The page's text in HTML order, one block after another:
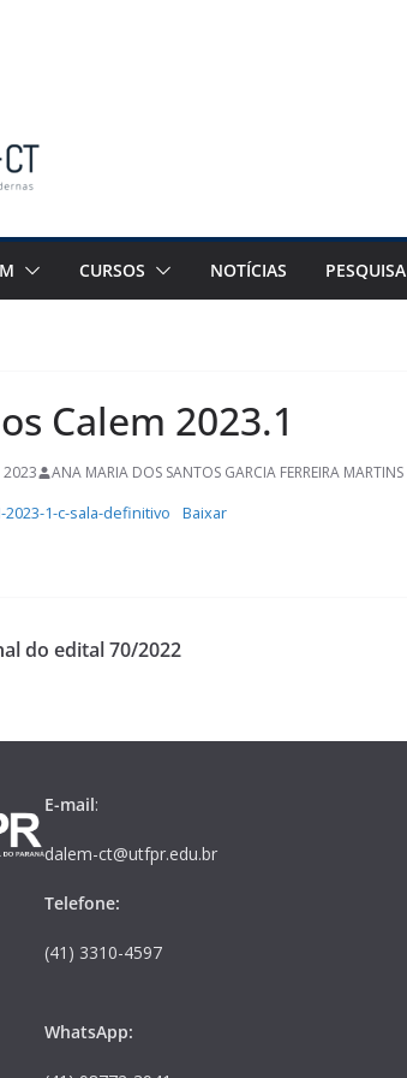
CURSOS NOTÍCIAS PESQUISA
Calem 2023.1
ANA MARIA DOS SANTOS GARCIA FERREIRA MARTINS
2023-1-c-sala-definitivo Baixar
do edital 70/2022
E-mail:
dalem-ct@utfpr.edu.br
Telefone:
(41) 3310-4597
WhatsApp: